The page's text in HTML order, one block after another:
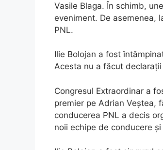
Vasile Blaga. În schimb,
eveniment. De asemenea,
PNL.
Ilie Bolojan a fost
Acesta nu a făcut
Congresul Extraordinar a
premier pe Adrian Veștea,
conducerea PNL a decis
noii echipe de conducere